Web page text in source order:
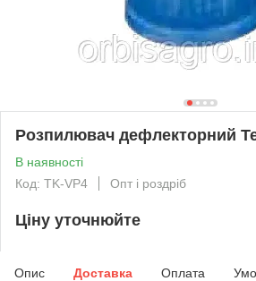
Розпилювач дефлекторний
В наявності
Код: TK-VP4
Опт і роздріб
Ціну уточнюйте
Опис Доставка Оплата